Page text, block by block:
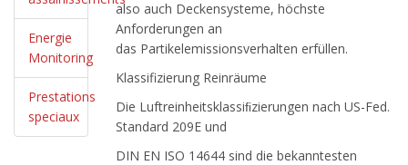
Energie
Monitoring
Prestations
speciaux
also auch Deckensysteme, höchste
Anforderungen an
das Partikelemissionsverhalten erfüllen.
Klassifizierung Reinräume
Die Luftreinheitsklassiﬁzierungen nach US-Fed.
Standard 209E und
DIN EN ISO 14644 sind die bekanntesten